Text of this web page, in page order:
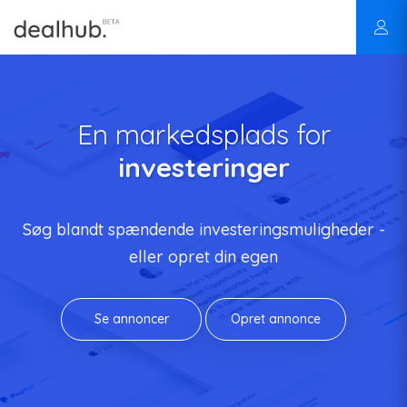
En markedsplads for
investeringer
Søg blandt spændende investeringsmuligheder -
eller opret din egen
Se annoncer Opret annonce